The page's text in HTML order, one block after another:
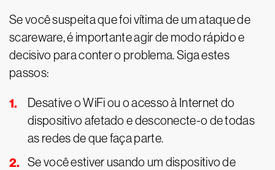
Se você suspeita que foi vítima de um ataque de
scareware, é importante agir de modo rápido e
decisivo para conter o problema. Siga estes
passos:
Desative o WiFi ou o acesso à Internet do
dispositivo afetado e desconecte-o de todas
as redes de que faça parte.
Se você estiver usando um dispositivo de